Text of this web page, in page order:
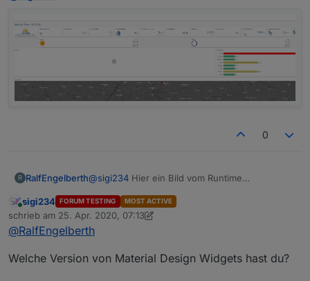
0
R RalfEngelberth@sigi234 Hier ein Bild vom Runtime
Online
sigi234 FORUM TESTING MOST ACTIVE
schrieb am 25. Apr. 2020, 07:13
zuletzt editiert von sigi234
@RalfEngelberth
Welche Version von Material Design Widgets hast du?